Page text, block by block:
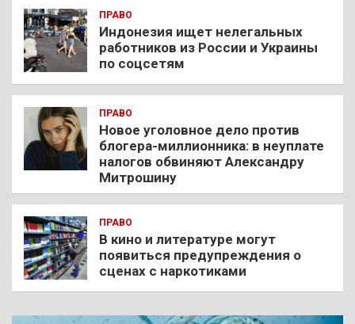
ПРАВО
Индонезия ищет нелегальных
работников из России и Украины
по соцсетям
ПРАВО
Новое уголовное дело против
блогера-миллионника: в неуплате
налогов обвиняют Александру
Митрошину
ПРАВО
В кино и литературе могут
появиться предупреждения о
сценах с наркотиками